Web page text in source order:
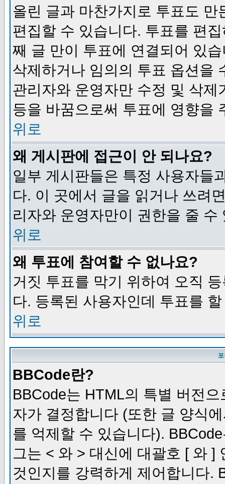
올린 글과 마찬가지로 투표도
편집할 수 있습니다. 투표를 편
째 글 만이 투표에 연결되어 있
삭제하거나 임의의 투표 옵션을
관리자와 운영자만 수정 및 삭
등을 바꿈으로써 투표에 영향을
위로
왜 게시판에 접근이 안 되나요?
일부 게시판들은 특정 사용자들
다. 이 곳에서 글을 읽거나 쓰려
리자와 운영자만이 권한을 줄
위로
왜 투표에 참여할 수 없나요?
거짓 투표를 막기 위하여 오직
다. 등록된 사용자인데 투표를
위로
BBCode란?
BBCode는 HTML의 특별 버전
자가 결정합니다 (또한 글 양식
를 억제할 수 있습니다).
그는 < 와 > 대신에 대괄호 [ 와 ]
것인지를 강력하게 제어합니다.